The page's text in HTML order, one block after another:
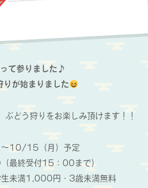
て参りました♪
りが始まりました
どう狩りをお楽しみ頂けます！！
10/15（月）予定
最終受付15：00まで）
未満1,000円・3歳未満無料